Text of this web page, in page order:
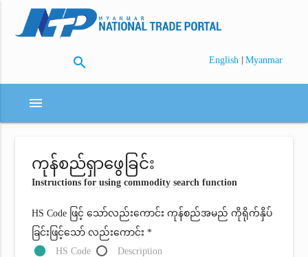
search English | Myanmar
menu
ကုန်စည်ရှာဖွေခြင်း
Instructions for using commodity search function
HS Code ဖြင့် သော်လည်းကောင်း ကုန်စည်အမည် ကိုရိုက်နှိပ်
ခြင်းဖြင့်သော် လည်းကောင်း *
HS Code
Description